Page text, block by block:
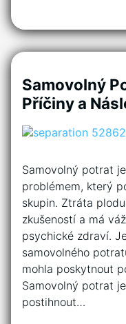
Samovolný
Příčiny a
Samovolný potrat
problémem, který
skupin. Ztráta
zkušeností a má
psychické zdraví.
samovolného
mohla poskytnout
Samovolný potrat
postihnout…